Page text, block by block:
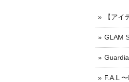
【アイ
GLAM
Guardia
F.A.L